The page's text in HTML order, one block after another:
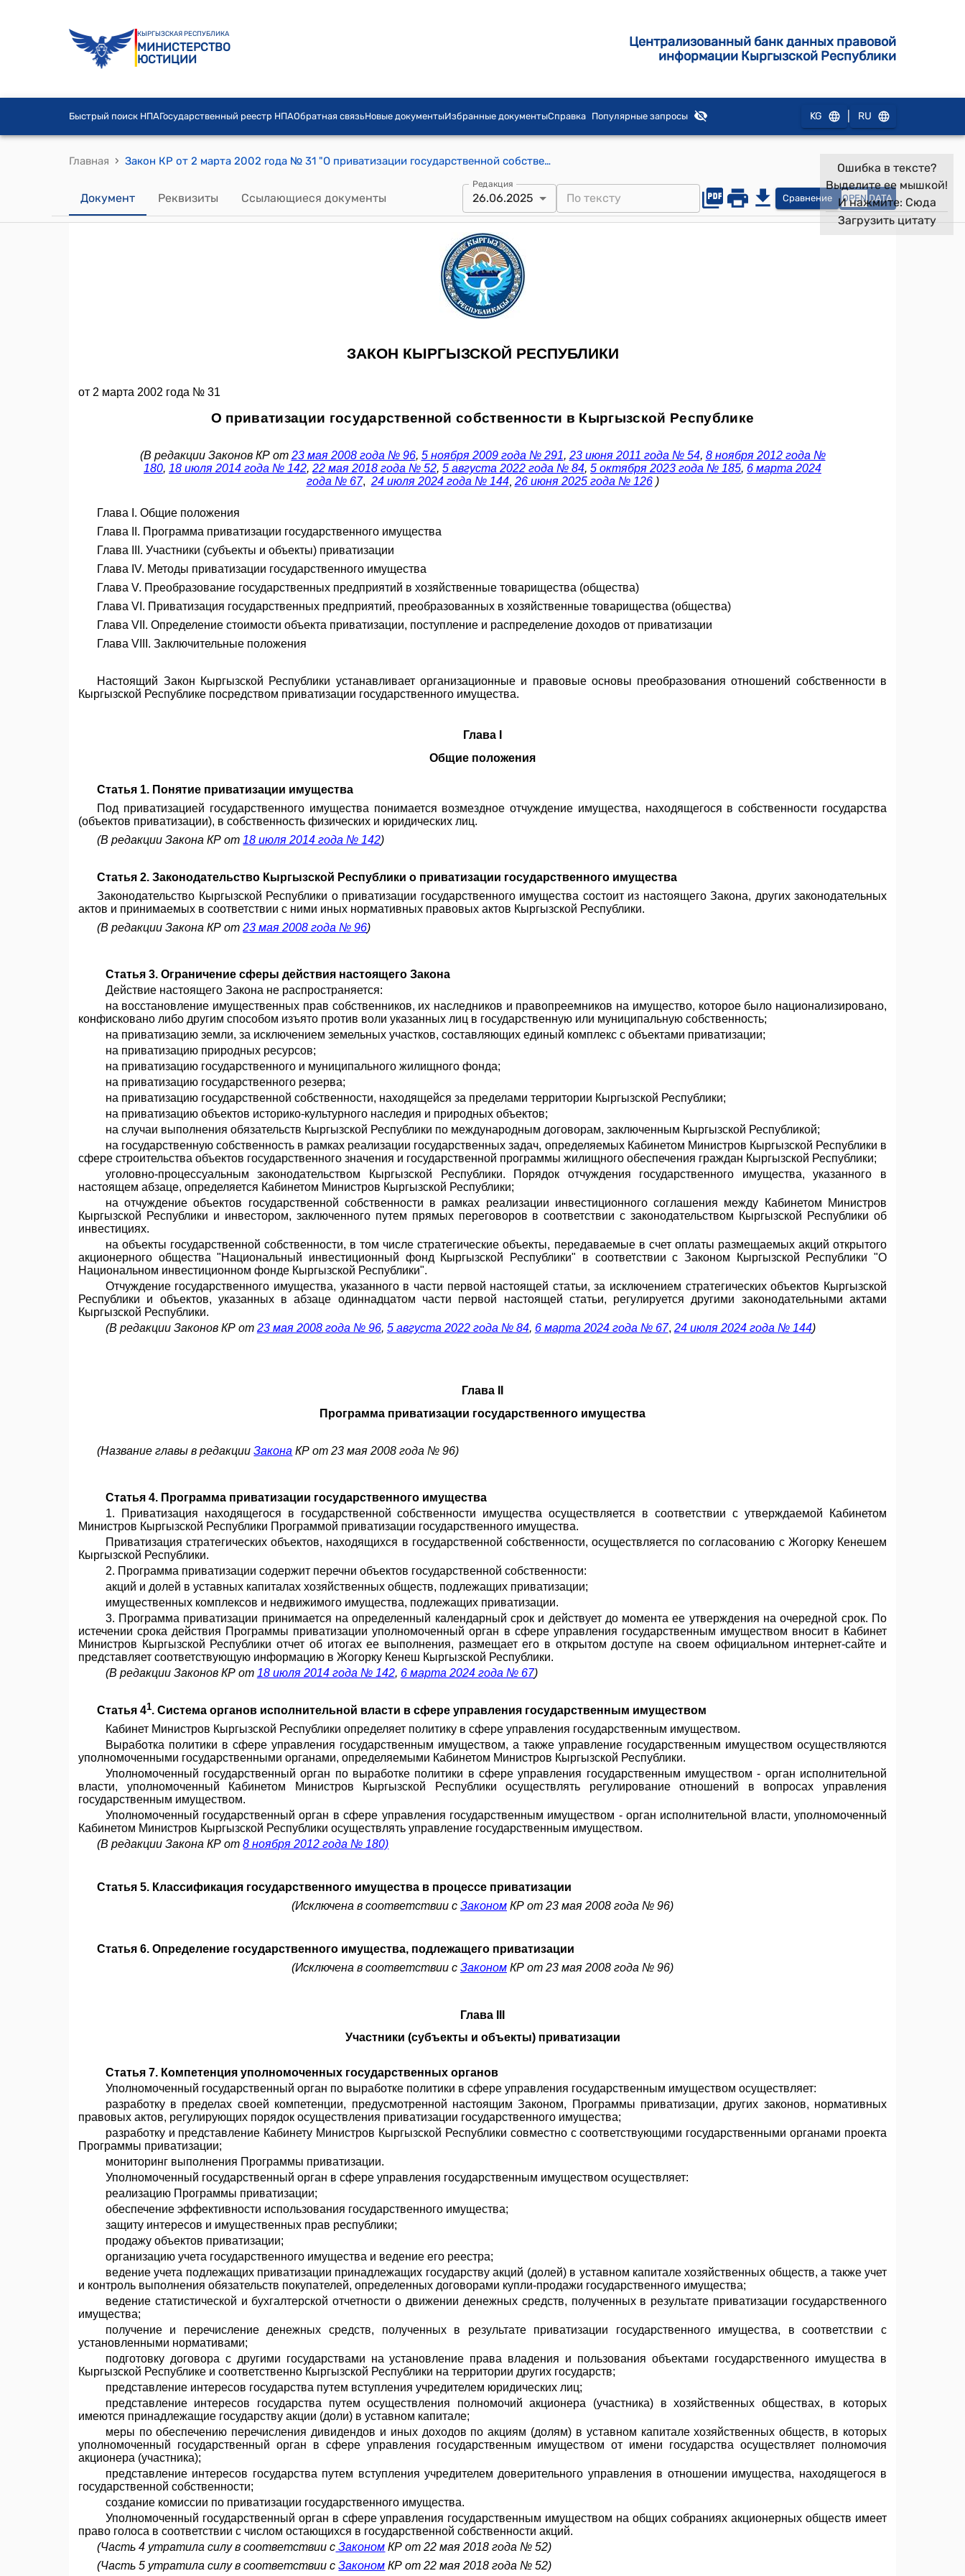
КЫРГЫЗСКАЯ РЕСПУБЛИКА
МИНИСТЕРСТВО
ЮСТИЦИИ
Централизованный банк данных правовой
информации Кыргызской Республики
Быстрый поиск НПАГосударственный реестр НПАОбратная связьНовые документыИзбранные документыСправка Популярные запросы KG RU
Главная › Закон КР от 2 марта 2002 года № 31 "О приватизации государственной собственности в Кыргызской Республике"
Документ Реквизиты Ссылающиеся документы
Редакция
26.06.2025 Сравнение OPEN DATA
Ошибка в тексте?
Выделите ее мышкой!
И нажмите: Сюда
Загрузить цитату